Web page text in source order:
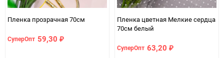
Пленка прозрачная 70см
СуперОпт 59,30 ₽
Пленка цветная Мелкие сердца
70см белый
СуперОпт 63,20 ₽